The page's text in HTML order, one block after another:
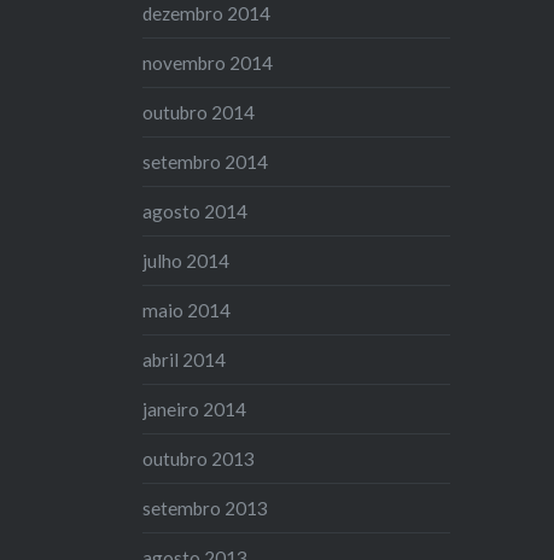
dezembro 2014
novembro 2014
outubro 2014
setembro 2014
agosto 2014
julho 2014
maio 2014
abril 2014
janeiro 2014
outubro 2013
setembro 2013